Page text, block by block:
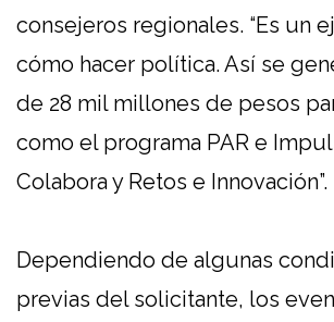
consejeros regionales. “Es un
cómo hacer política. Así se
de 28 mil millones de pesos
como el programa PAR e
Colabora y Retos e Innovación”.
Dependiendo de algunas
previas del solicitante, los